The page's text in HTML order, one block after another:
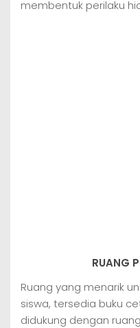
membentuk perilaku
RUANG
Ruang yang menarik
siswa, tersedia buku
didukung dengan